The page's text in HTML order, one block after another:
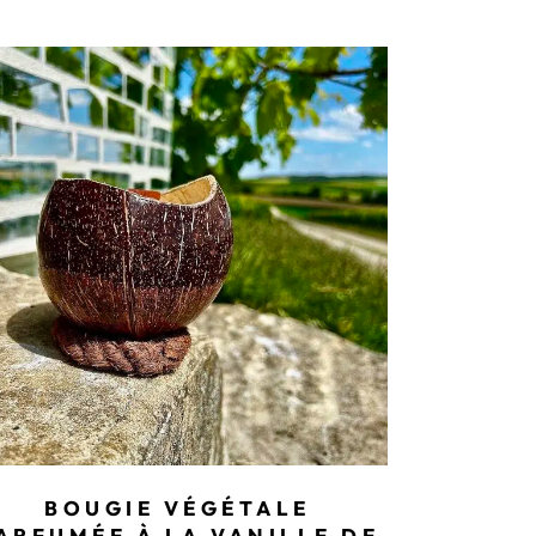
BOUGIE VÉGÉTALE